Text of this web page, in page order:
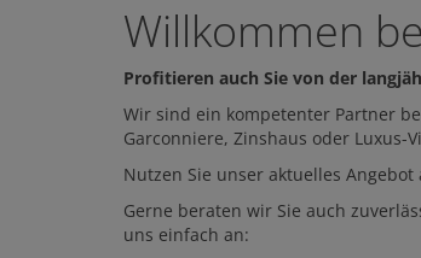
Willkommen
Profitieren auch Sie von der
Wir sind ein kompetenter Partner
Garconniere, Zinshaus oder
Nutzen Sie unser aktuelles
Gerne beraten wir Sie auch
uns einfach an: